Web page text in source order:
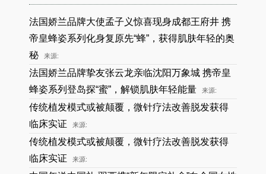
法国娇兰品牌大使孟子义惊喜现身成都王府井 携
帝皇蜂姿系列化身复原先“蜂”，获得肌肤年轻的奥
秘
来源:
法国娇兰品牌挚友张云龙亲临沈阳万象城 携帝皇
蜂姿系列登岛探“蜜”，解锁肌肤年轻能量
来源:
传统植发模式或被颠覆，微针疗法改善脱发获得
临床实证
来源:
传统植发模式或被颠覆，微针疗法改善脱发获得
临床实证
来源: